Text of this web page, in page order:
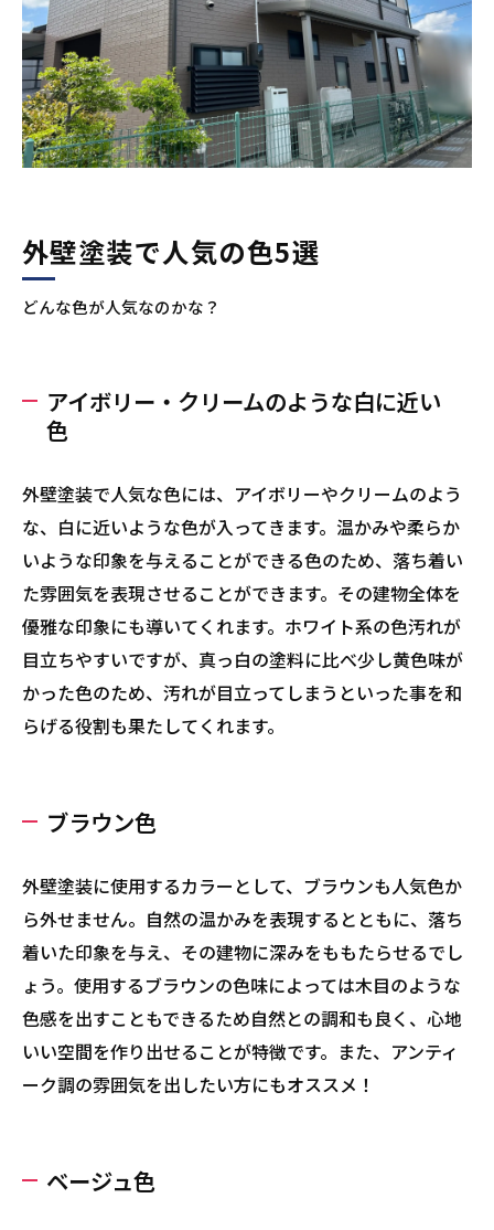
外壁塗装の人気色を参考にご自分の建物を検討
しよう。
外壁塗装で人気の色5選
どんな色が人気なのかな？
アイボリー・クリームのような白に近い
色
外壁塗装で人気な色には、アイボリーやクリームのよう
な、白に近いような色が入ってきます。温かみや柔らか
いような印象を与えることができる色のため、落ち着い
た雰囲気を表現させることができます。その建物全体を
優雅な印象にも導いてくれます。ホワイト系の色汚れが
目立ちやすいですが、真っ白の塗料に比べ少し黄色味が
かった色のため、汚れが目立ってしまうといった事を和
らげる役割も果たしてくれます。
ブラウン色
外壁塗装に使用するカラーとして、ブラウンも人気色か
ら外せません。自然の温かみを表現するとともに、落ち
着いた印象を与え、その建物に深みをももたらせるでし
ょう。使用するブラウンの色味によっては木目のような
色感を出すこともできるため自然との調和も良く、心地
いい空間を作り出せることが特徴です。また、アンティ
ーク調の雰囲気を出したい方にもオススメ！
ベージュ色